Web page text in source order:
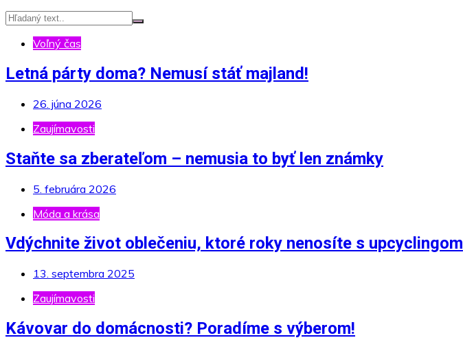
Voľný čas
Letná párty doma? Nemusí stáť majland!
26. júna 2026
Zaujímavosti
Staňte sa zberateľom – nemusia to byť len známky
5. februára 2026
Móda a krása
Vdýchnite život oblečeniu, ktoré roky nenosíte s upcyclingom
13. septembra 2025
Zaujímavosti
Kávovar do domácnosti? Poradíme s výberom!